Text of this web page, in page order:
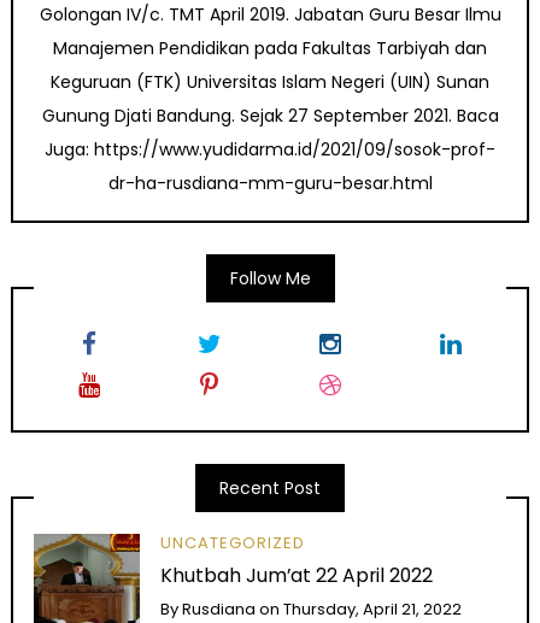
Golongan IV/c. TMT April 2019. Jabatan Guru Besar Ilmu
Manajemen Pendidikan pada Fakultas Tarbiyah dan
Keguruan (FTK) Universitas Islam Negeri (UIN) Sunan
Gunung Djati Bandung. Sejak 27 September 2021. Baca
Juga: https://www.yudidarma.id/2021/09/sosok-prof-
dr-ha-rusdiana-mm-guru-besar.html
Follow Me
Recent Post
UNCATEGORIZED
Khutbah Jum’at 22 April 2022
ByRusdiana onThursday, April 21, 2022